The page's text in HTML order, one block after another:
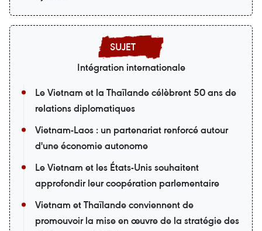
Intégration internationale
Le Vietnam et la Thaïlande célèbrent 50 ans de
relations diplomatiques
Vietnam-Laos : un partenariat renforcé autour
d'une économie autonome
Le Vietnam et les États-Unis souhaitent
approfondir leur coopération parlementaire
Vietnam et Thaïlande conviennent de
promouvoir la mise en œuvre de la stratégie des